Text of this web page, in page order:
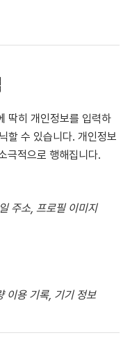
딱히 개인정보를 입력하
할 수 있습니다. 개인정보
극적으로 행해집니다.
주소, 프로필 이미지
이용 기록, 기기 정보